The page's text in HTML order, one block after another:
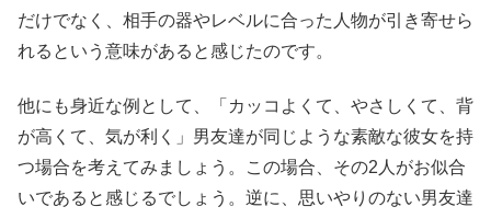
だけでなく、相手の器やレベルに合った人物が引き寄せら
れるという意味があると感じたのです。
他にも身近な例として、「カッコよくて、やさしくて、背
が高くて、気が利く」男友達が同じような素敵な彼女を持
つ場合を考えてみましょう。この場合、その2人がお似合
いであると感じるでしょう。逆に、思いやりのない男友達